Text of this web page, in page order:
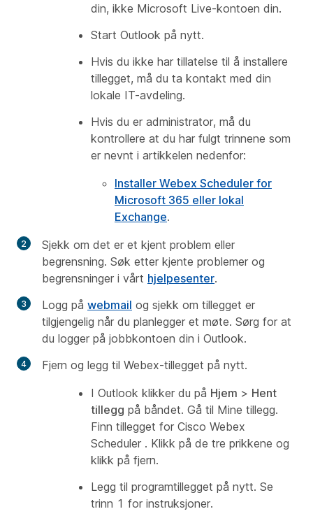
din, ikke Microsoft Live-kontoen din.
Start Outlook på nytt.
Hvis du ikke har tillatelse til å installere
tillegget, må du ta kontakt med din
lokale IT-avdeling.
Hvis du er administrator, må du
kontrollere at du har fulgt trinnene som
er nevnt i artikkelen nedenfor:
Installer Webex Scheduler for
Microsoft 365 eller lokal
Exchange.
Sjekk om det er et kjent problem eller
begrensning. Søk etter kjente problemer og
begrensninger i vårt hjelpesenter.
Logg på webmail og sjekk om tillegget er
tilgjengelig når du planlegger et møte. Sørg for at
du logger på jobbkontoen din i Outlook.
Fjern og legg til Webex-tillegget på nytt.
I Outlook klikker du på Hjem > Hent
tillegg på båndet. Gå til Mine tillegg.
Finn tillegget for Cisco Webex
Scheduler . Klikk på de tre prikkene og
klikk på fjern.
Legg til programtillegget på nytt. Se
trinn 1 for instruksjoner.